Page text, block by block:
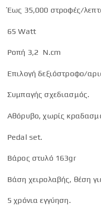
Έως 35,000 στροφές/
65 Watt
Ροπή 3,2 N.cm
Επιλογή δεξιόστροφο/
Συμπαγής σχεδιασμός.
Αθόρυβο, χωρίς
Pedal set.
Βάρος στυλό 163gr
Βάση χειρολαβής, θέση
5 χρόνια εγγύηση.